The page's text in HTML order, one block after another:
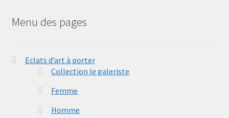
Menu des pages
Eclats d’art à porter
Collection le galeriste
Femme
Homme